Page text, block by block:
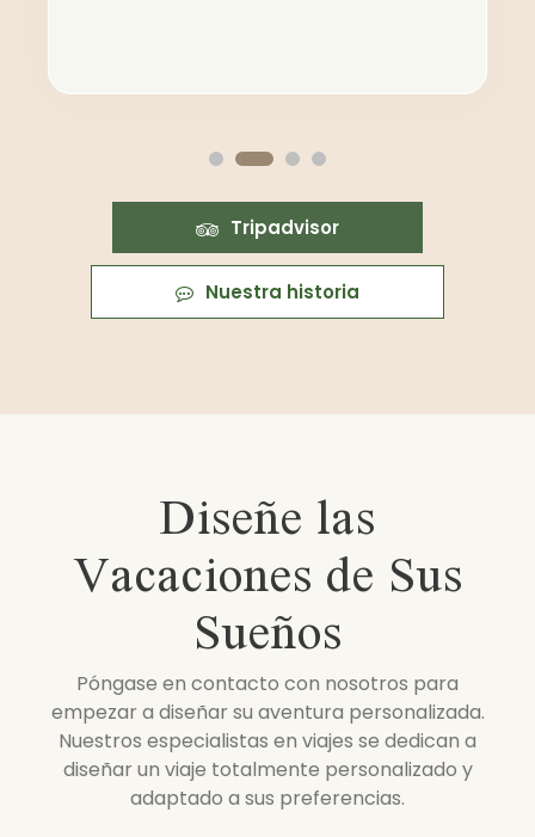
Tripadvisor
Nuestra historia
Diseñe las
Vacaciones de Sus
Sueños
Póngase en contacto con nosotros para
empezar a diseñar su aventura personalizada.
Nuestros especialistas en viajes se dedican a
diseñar un viaje totalmente personalizado y
adaptado a sus preferencias.